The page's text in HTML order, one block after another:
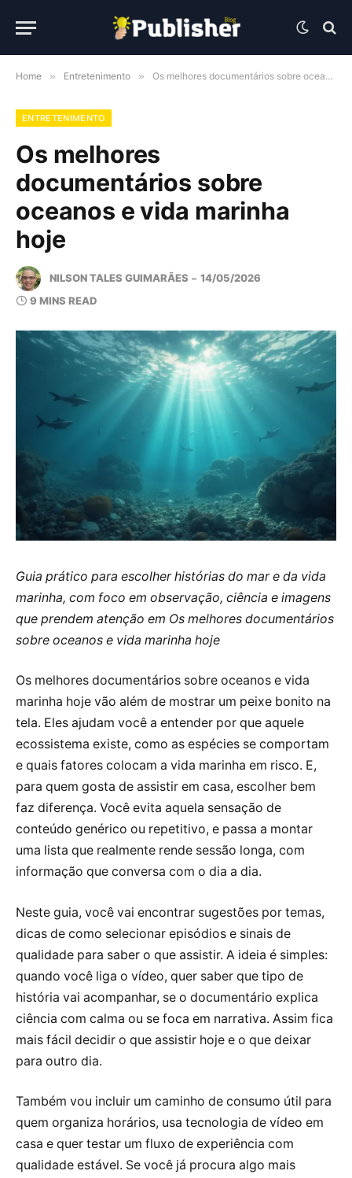
Home » Entretenimento » Os melhores documentários sobre oceanos e vida marinha hoje
ENTRETENIMENTO
Os melhores
documentários sobre
oceanos e vida marinha
hoje
NILSON TALES GUIMARÃES
14/05/2026
9 MINS READ
Guia prático para escolher histórias do mar e da vida
marinha, com foco em observação, ciência e imagens
que prendem atenção em Os melhores documentários
sobre oceanos e vida marinha hoje
Os melhores documentários sobre oceanos e vida
marinha hoje vão além de mostrar um peixe bonito na
tela. Eles ajudam você a entender por que aquele
ecossistema existe, como as espécies se comportam
e quais fatores colocam a vida marinha em risco. E,
para quem gosta de assistir em casa, escolher bem
faz diferença. Você evita aquela sensação de
conteúdo genérico ou repetitivo, e passa a montar
uma lista que realmente rende sessão longa, com
informação que conversa com o dia a dia.
Neste guia, você vai encontrar sugestões por temas,
dicas de como selecionar episódios e sinais de
qualidade para saber o que assistir. A ideia é simples:
quando você liga o vídeo, quer saber que tipo de
história vai acompanhar, se o documentário explica
ciência com calma ou se foca em narrativa. Assim fica
mais fácil decidir o que assistir hoje e o que deixar
para outro dia.
Também vou incluir um caminho de consumo útil para
quem organiza horários, usa tecnologia de vídeo em
casa e quer testar um fluxo de experiência com
qualidade estável. Se você já procura algo mais